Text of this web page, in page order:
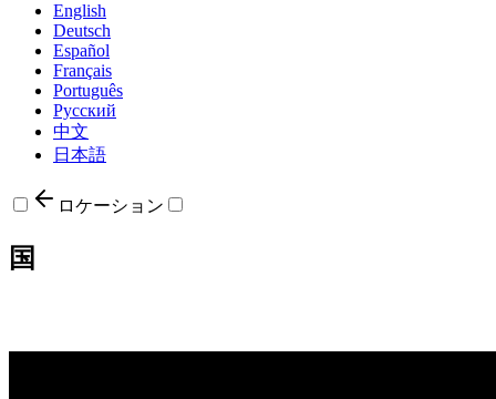
English
Deutsch
Español
Français
Português
Русский
中文
日本語
ロケーション
国